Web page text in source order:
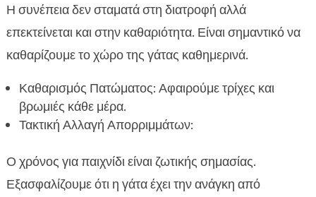
Η συνέπεια δεν σταματά στη διατροφή αλλά
επεκτείνεται και στην καθαριότητα. Είναι σημαντικό να
καθαρίζουμε το χώρο της γάτας καθημερινά.
Καθαρισμός Πατώματος: Αφαιρούμε τρίχες και
βρωμιές κάθε μέρα.
Τακτική Αλλαγή Απορριμμάτων:
Ο χρόνος για παιχνίδι είναι ζωτικής σημασίας.
Εξασφαλίζουμε ότι η γάτα έχει την ανάγκη από